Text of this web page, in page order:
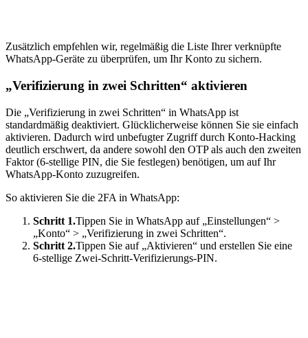
Zusätzlich empfehlen wir, regelmäßig die Liste Ihrer verknüpfte
WhatsApp-Geräte zu überprüfen, um Ihr Konto zu sichern.
„Verifizierung in zwei Schritten“ aktivieren
Die „Verifizierung in zwei Schritten“ in WhatsApp ist
standardmäßig deaktiviert. Glücklicherweise können Sie sie einfach
aktivieren. Dadurch wird unbefugter Zugriff durch Konto-Hacking
deutlich erschwert, da andere sowohl den OTP als auch den zweiten
Faktor (6-stellige PIN, die Sie festlegen) benötigen, um auf Ihr
WhatsApp-Konto zuzugreifen.
So aktivieren Sie die 2FA in WhatsApp:
Schritt 1.Tippen Sie in WhatsApp auf „Einstellungen“ >
„Konto“ > „Verifizierung in zwei Schritten“.
Schritt 2.Tippen Sie auf „Aktivieren“ und erstellen Sie eine
6-stellige Zwei-Schritt-Verifizierungs-PIN.